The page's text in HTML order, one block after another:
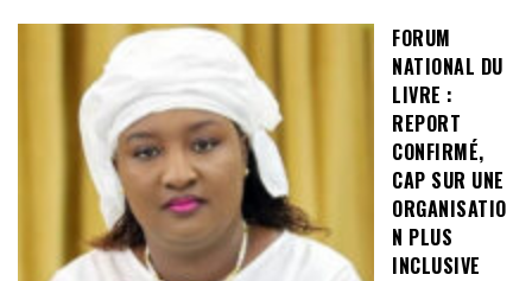
FORUM
NATIONAL DU
LIVRE :
REPORT
CONFIRMÉ,
CAP SUR UNE
ORGANISATIO
N PLUS
INCLUSIVE